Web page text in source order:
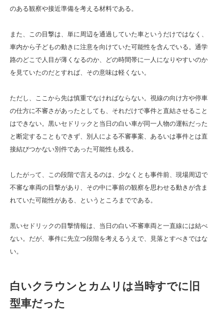
のある観察や接近準備を考える材料である。
また、この目撃は、単に周辺を通過していた車というだけではなく、
車内から子どもの動きに注意を向けていた可能性を含んでいる。通学
路のどこで人目が薄くなるのか、どの時間帯に一人になりやすいのか
を見ていたのだとすれば、その意味は軽くない。
ただし、ここから先は慎重でなければならない。視線の向け方や停車
の仕方に不審さがあったとしても、それだけで事件と直結させること
はできない。黒いセドリックと当日の白い車が同一人物の運転だった
と断定することもできず、別人による不審事案、あるいは事件とは直
接結びつかない別件であった可能性も残る。
したがって、この段階で言えるのは、少なくとも事件前、現場周辺で
不審な車両の目撃があり、その中に事前の観察を思わせる動きが含ま
れていた可能性がある、というところまでである。
黒いセドリックの目撃情報は、当日の白い不審車両と一直線には結べ
ない。だが、事件に先立つ段階を考えるうえで、見落とすべきではな
い。
白いクラウンとカムリは当時すでに旧
型車だった